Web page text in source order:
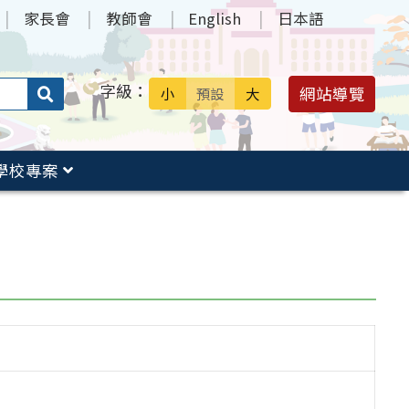
家長會 教師會 English 日本語
搜
送出 字級： 小 預設 大 網站導覽
校專案